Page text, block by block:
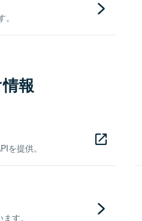
報
を提供。
す。